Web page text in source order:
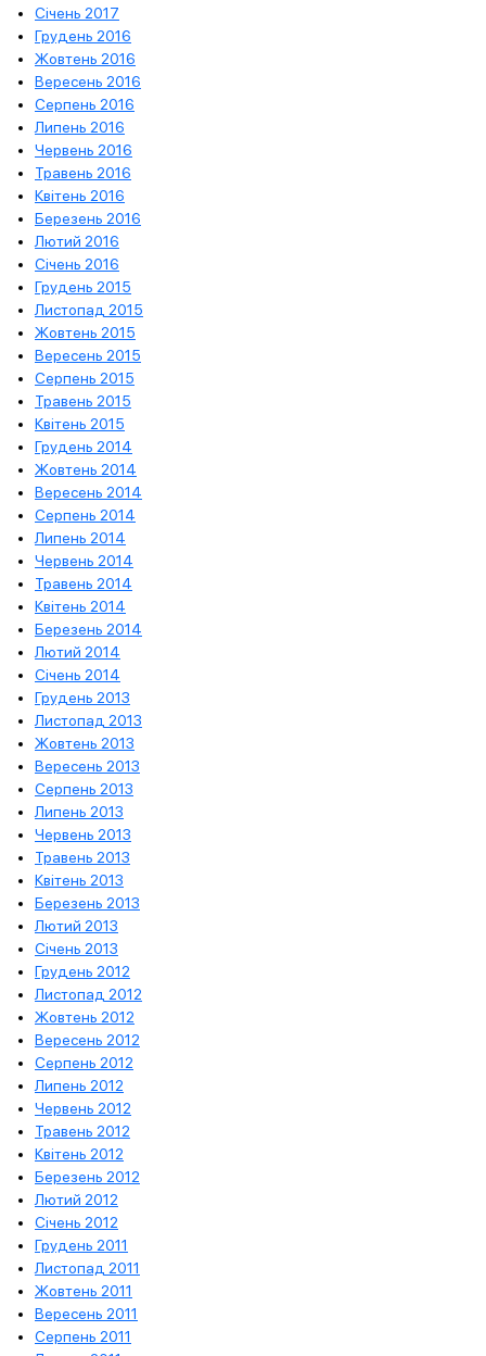
Січень 2017
Грудень 2016
Жовтень 2016
Вересень 2016
Серпень 2016
Липень 2016
Червень 2016
Травень 2016
Квітень 2016
Березень 2016
Лютий 2016
Січень 2016
Грудень 2015
Листопад 2015
Жовтень 2015
Вересень 2015
Серпень 2015
Травень 2015
Квітень 2015
Грудень 2014
Жовтень 2014
Вересень 2014
Серпень 2014
Липень 2014
Червень 2014
Травень 2014
Квітень 2014
Березень 2014
Лютий 2014
Січень 2014
Грудень 2013
Листопад 2013
Жовтень 2013
Вересень 2013
Серпень 2013
Липень 2013
Червень 2013
Травень 2013
Квітень 2013
Березень 2013
Лютий 2013
Січень 2013
Грудень 2012
Листопад 2012
Жовтень 2012
Вересень 2012
Серпень 2012
Липень 2012
Червень 2012
Травень 2012
Квітень 2012
Березень 2012
Лютий 2012
Січень 2012
Грудень 2011
Листопад 2011
Жовтень 2011
Вересень 2011
Серпень 2011